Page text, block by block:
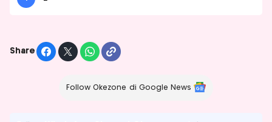
Share
Follow Okezone di Google News